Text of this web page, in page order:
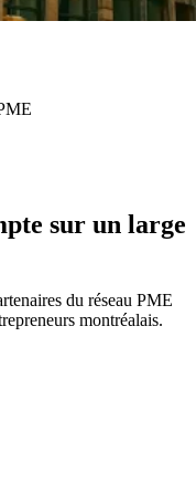
sur un large
du réseau PME
montréalais.